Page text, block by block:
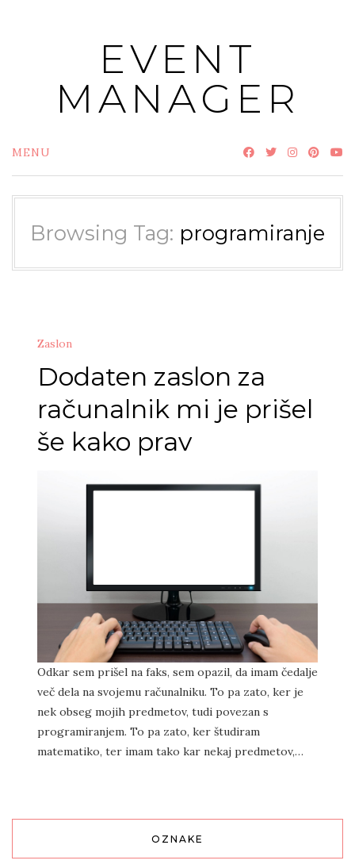
EVENT
MANAGER
MENU
Browsing Tag: programiranje
Zaslon
Dodaten zaslon za
računalnik mi je prišel
še kako prav
Odkar sem prišel na faks, sem opazil, da imam čedalje
več dela na svojemu računalniku. To pa zato, ker je
nek obseg mojih predmetov, tudi povezan s
programiranjem. To pa zato, ker študiram
matematiko, ter imam tako kar nekaj predmetov,…
OZNAKE